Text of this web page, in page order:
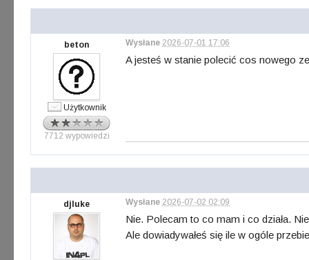
beton
Użytkownik
7712 wypowiedzi
Wysłane 2026-07-01 17:06
A jesteś w stanie polecić cos nowego
djluke Wysłane 2026-07-02 02:09
Nie. Polecam to co mam i co działa.
Ale dowiadywałeś się ile w ogóle